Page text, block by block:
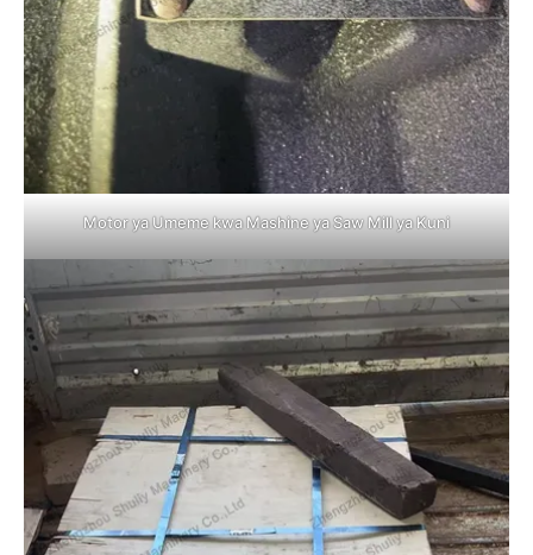
Motor ya Umeme kwa Mashine ya Saw Mill ya Kuni